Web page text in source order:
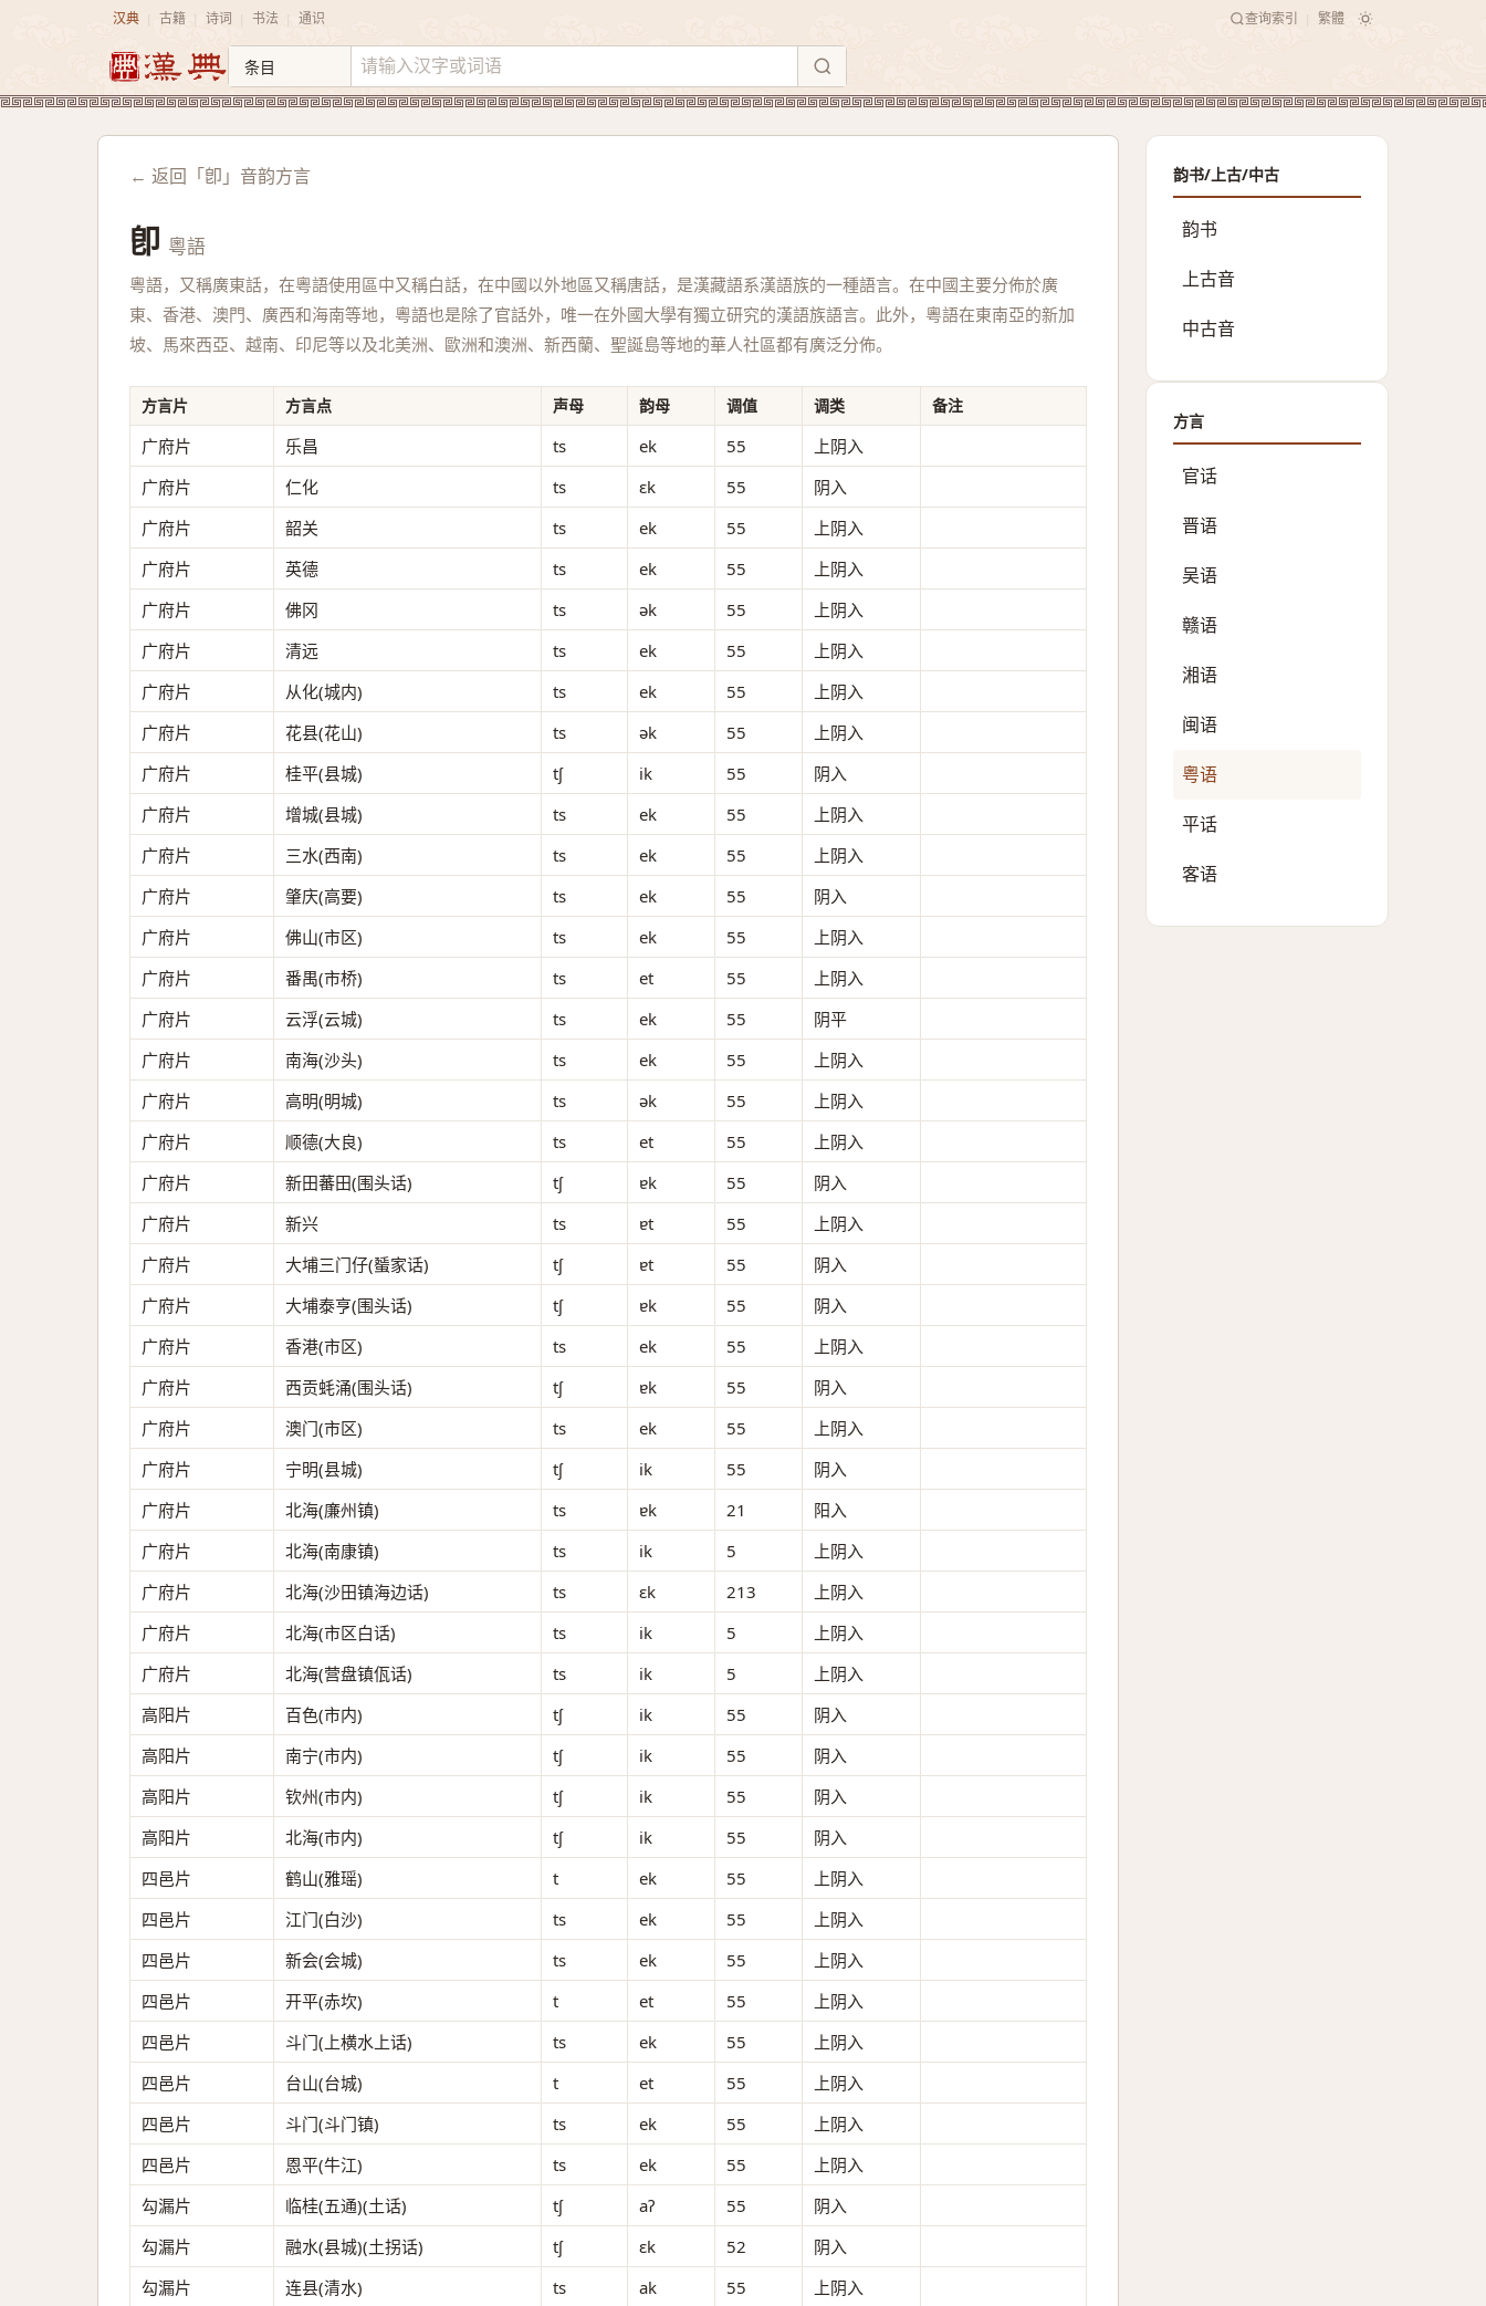
汉典 古籍 诗词 书法 通识 查询索引 繁體
← 返回「卽」音韵方言
卽 粵語
粵語，又稱廣東話，在粵語使用區中又稱白話，在中國以外地區又稱唐話，是漢藏語系漢語族的一種語言。在中國主要分佈於廣
東、香港、澳門、廣西和海南等地，粵語也是除了官話外，唯一在外國大學有獨立研究的漢語族語言。此外，粵語在東南亞的新加
坡、馬來西亞、越南、印尼等以及北美洲、歐洲和澳洲、新西蘭、聖誕島等地的華人社區都有廣泛分佈。
方言片 方言点 声母 韵母 调值 调类 备注
广府片 乐昌 ts ek 55
上阴入
广府片
仁化 ts ɛk 55
阴入
广府片
韶关 ts ek 55
上阴入
广府片
英德 ts ek 55
上阴入
广府片
佛冈 ts ək 55
上阴入
广府片
清远 ts ek 55
上阴入
广府片
从化(城内) ts ek 55
上阴入
广府片
花县(花山) ts ək 55
上阴入
广府片
桂平(县城) tʃ ik 55
阴入
广府片
增城(县城) ts ek 55
上阴入
广府片
三水(西南) ts ek 55
上阴入
广府片
肇庆(高要) ts ek 55
阴入
广府片
佛山(市区) ts ek 55
上阴入
广府片
番禺(市桥) ts et 55
上阴入
广府片
云浮(云城) ts ek 55
阴平
广府片
南海(沙头) ts ek 55
上阴入
广府片
高明(明城) ts ək 55
上阴入
广府片
顺德(大良) ts et 55
上阴入
广府片
新田蕃田(围头话) tʃ ɐk 55
阴入
广府片
新兴 ts ɐt 55
上阴入
广府片
大埔三门仔(蜑家话) tʃ ɐt 55
阴入
广府片
大埔泰亨(围头话) tʃ ɐk 55
阴入
广府片
香港(市区) ts ek 55
上阴入
广府片
西贡蚝涌(围头话) tʃ ɐk 55
阴入
广府片
澳门(市区) ts ek 55
上阴入
广府片
宁明(县城) tʃ ik 55
阴入
广府片
北海(廉州镇) ts ɐk 21
阳入
广府片
北海(南康镇) ts ik 5
上阴入
广府片
北海(沙田镇海边话) ts ɛk 213
上阴入
广府片
北海(市区白话) ts ik 5
上阴入
广府片
北海(营盘镇佤话) ts ik 5
上阴入
高阳片
百色(市内) tʃ ik 55
阴入
高阳片
南宁(市内) tʃ ik 55
阴入
高阳片
钦州(市内) tʃ ik 55
阴入
高阳片
北海(市内) tʃ ik 55
阴入
四邑片
鹤山(雅瑶) t ek 55
上阴入
四邑片
江门(白沙) ts ek 55
上阴入
四邑片
新会(会城) ts ek 55
上阴入
四邑片
开平(赤坎) t et 55
上阴入
四邑片
斗门(上横水上话) ts ek 55
上阴入
四邑片
台山(台城) t et 55
上阴入
四邑片
斗门(斗门镇) ts ek 55
上阴入
四邑片
恩平(牛江) ts ek 55
上阴入
勾漏片
临桂(五通)(土话) tʃ aʔ 55
阴入
勾漏片
融水(县城)(土拐话) tʃ ɛk 52
阴入
勾漏片
连县(清水) ts ak 55
上阴入
韵书/上古/中古
韵书
上古音
中古音
方言
官话
晋语
吴语
赣语
湘语
闽语
粤语
平话
客语